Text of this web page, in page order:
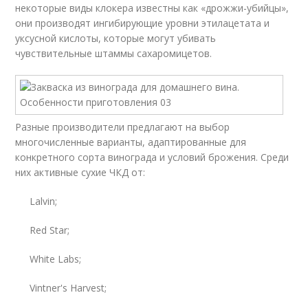
некоторые виды клокера известны как «дрожжи-убийцы»,
они производят ингибирующие уровни этилацетата и
уксусной кислоты, которые могут убивать
чувствительные штаммы сахаромицетов.
Разные производители предлагают на выбор
многочисленные варианты, адаптированные для
конкретного сорта винограда и условий брожения. Среди
них активные сухие ЧКД от:
Lalvin;
Red Star;
White Labs;
Vintner's Harvest;